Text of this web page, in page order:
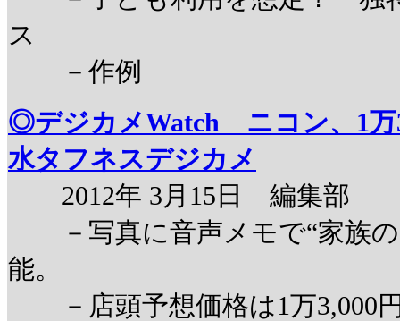
ス
－作例
◎デジカメWatch ニコン、1万
水タフネスデジカメ
2012年 3月15日 編集部
－写真に音声メモで“家族の
能。
－店頭予想価格は1万3,000